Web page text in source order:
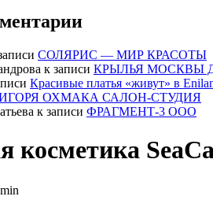
СОЛЯРИС — МИР КРАСОТЫ
к записи КРЫЛЬЯ МОСКВЫ
Красивые платья «живут» в
ОХМАКА САЛОН-СТУДИЯ
к записи ФРАГМЕНТ-3 ООО
косметика